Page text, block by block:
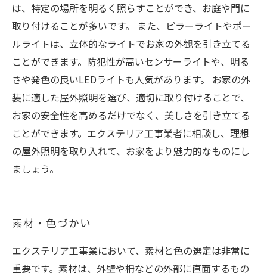
は、特定の場所を明るく照らすことができ、お庭や門に
取り付けることが多いです。 また、ピラーライトやポー
ルライトは、立体的なライトでお家の外観を引き立てる
ことができます。防犯性が高いセンサーライトや、明る
さや発色の良いLEDライトも人気があります。 お家の外
装に適した屋外照明を選び、適切に取り付けることで、
お家の安全性を高めるだけでなく、美しさを引き立てる
ことができます。エクステリア工事業者に相談し、理想
の屋外照明を取り入れて、お家をより魅力的なものにし
ましょう。
素材・色づかい
エクステリア工事業において、素材と色の選定は非常に
重要です。素材は、外壁や柵などの外部に直面するもの